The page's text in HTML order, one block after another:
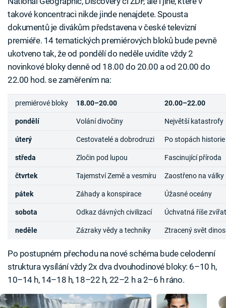
takové koncentraci nikde jinde nenajdete. Spousta
dokumentů je divákům představena v české televizní
premiéře. 14 tematických premiérových bloků bude pevně
ukotveno tak, že od pondělí do neděle uvidíte vždy 2
novinkové bloky denně od 18.00 do 20.00 a od 20.00 do
22.00 hod. se zaměřením na:
premiérové bloky 18.00–20.00 20.00–22.00
pondělí Volání divočiny Největší katastrofy
úterý Cestovatelé a dobrodruzi Po stopách historie
středa Zločin pod lupou Fascinující příroda
čtvrtek Tajemství Země a vesmíru Zaostřeno na války
pátek Záhady a konspirace Úžasné oceány
sobota Odkaz dávných civilizací Úchvatná říše zvířat
neděle Zázraky vědy a techniky Ztracený svět
Po postupném přechodu na nové schéma bude celodenní
struktura vysílání vždy 2x dva dvouhodinové bloky: 6–10 h,
10–14 h, 14–18 h, 18–22 h, 22–2 h a 2–6 h ráno.